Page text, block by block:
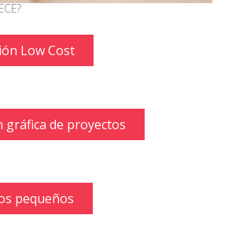
Low Cost
gráfica de proyectos
pequeños